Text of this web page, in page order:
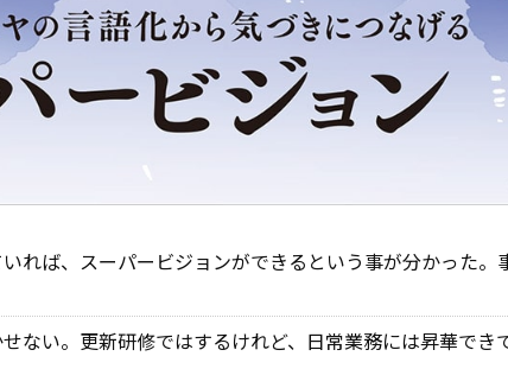
れば、スーパービジョンができるという事が分かった
ない。更新研修ではするけれど、日常業務には昇華で